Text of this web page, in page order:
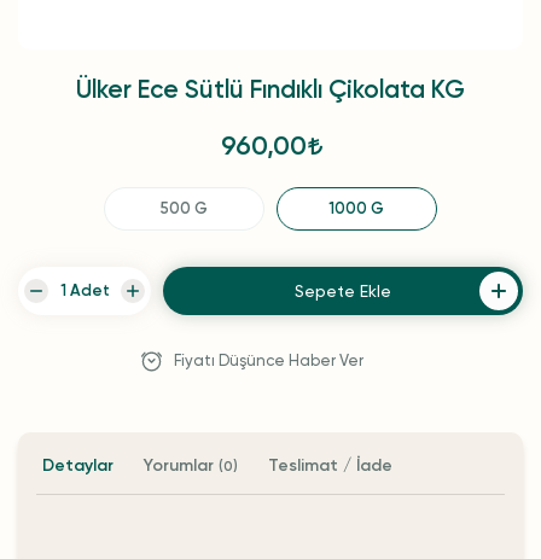
Ülker Ece Sütlü Fındıklı Çikolata KG
960,00
500 G 1000 G
Sepete Ekle
Fiyatı Düşünce Haber Ver
Detaylar Yorumlar (0) Teslimat / İade